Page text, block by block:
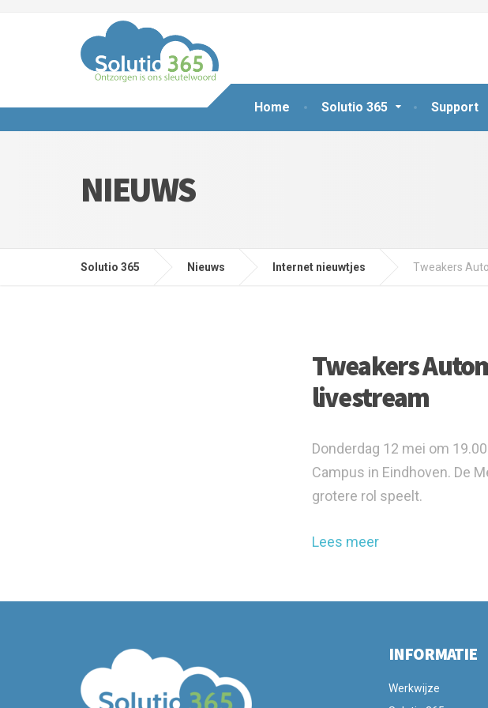
Home Solutio 365 Support
NIEUWS
Solutio 365 Nieuws Internet nieuwtjes Tweakers
Tweakers
livestream
Donderdag 12 mei om
Campus in Eindhoven. De
grotere rol speelt.
Lees meer
INFORMATIE
Werkwijze